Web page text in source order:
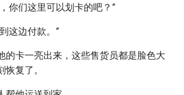
你们这里可以划卡的吧？”
这边付款。”
的卡一亮出来，这些售货员都是脸色大
复了。